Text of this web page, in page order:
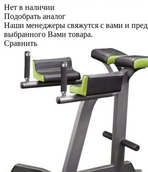
Нет в наличии
Подобрать аналог
Наши менеджеры свяжутся с вами и
выбранного Вами товара.
Сравнить